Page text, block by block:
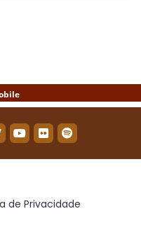
de Privacidade